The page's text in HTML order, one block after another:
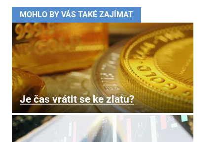
MOHLO BY VÁS TAKÉ ZAJÍMAT
Je čas vrátit se ke zlatu?